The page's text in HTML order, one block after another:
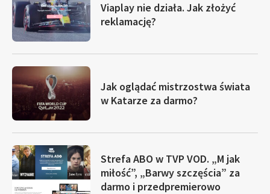
Viaplay nie działa. Jak złożyć
reklamację?
Jak oglądać mistrzostwa świata
w Katarze za darmo?
Strefa ABO w TVP VOD. „M jak
miłość”, „Barwy szczęścia” za
darmo i przedpremierowo